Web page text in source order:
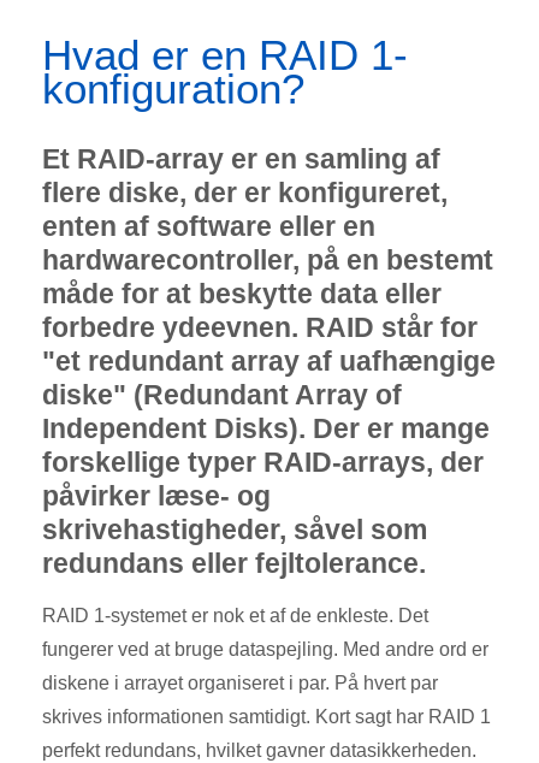
Hvad er en RAID 1-
konfiguration?
Et RAID-array er en samling af
flere diske, der er konfigureret,
enten af ​​software eller en
hardwarecontroller, på en bestemt
måde for at beskytte data eller
forbedre ydeevnen. RAID står for
"et redundant array af uafhængige
diske" (Redundant Array of
Independent Disks). Der er mange
forskellige typer RAID-arrays, der
påvirker læse- og
skrivehastigheder, såvel som
redundans eller fejltolerance.
RAID 1-systemet er nok et af de enkleste. Det
fungerer ved at bruge dataspejling. Med andre ord er
diskene i arrayet organiseret i par. På hvert par
skrives informationen samtidigt. Kort sagt har RAID 1
perfekt redundans, hvilket gavner datasikkerheden.